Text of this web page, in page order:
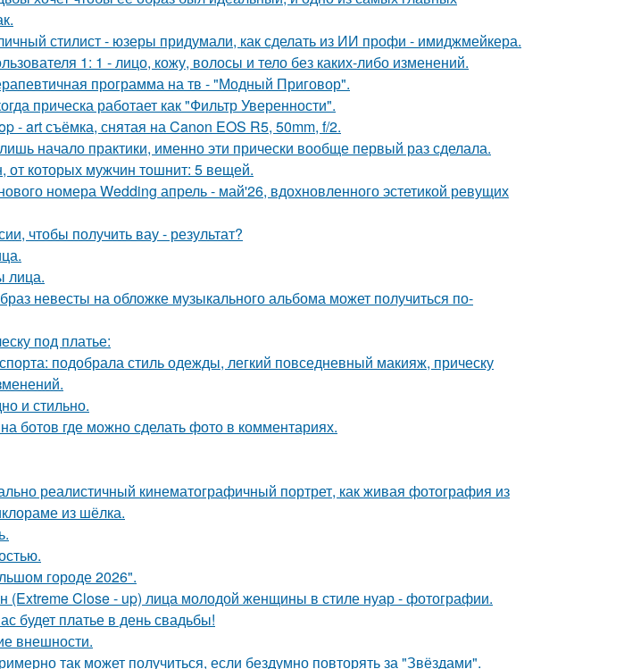
стилист - юзеры придумали, как сделать из ИИ профи - имиджмейкера.
1: 1 - лицо, кожу, волосы и тело без каких-либо изменений.
программа на тв - "Модный Приговор".
прическа работает как "Фильтр Уверенности".
- art съёмка, снятая на Canon EOS R5, 50mm, f/2.
начало практики, именно эти прически вообще первый раз сделала.
которых мужчин тошнит: 5 вещей.
номера Wedding апрель - май'26, вдохновленного эстетикой ревущих
чтобы получить вау - результат?
лица.
невесты на обложке музыкального альбома может получиться по-
под платье:
подобрала стиль одежды, легкий повседневный макияж, прическу
и стильно.
ботов где можно сделать фото в комментариях.
реалистичный кинематографичный портрет, как живая фотография из
из шёлка.
городе 2026".
(Extreme Close - up) лица молодой женщины в стиле нуар - фотографии.
будет платье в день свадьбы!
внешности.
так может получиться, если бездумно повторять за "Звёздами".